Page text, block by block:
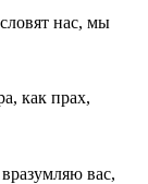
нас, мы
как прах,
вас,